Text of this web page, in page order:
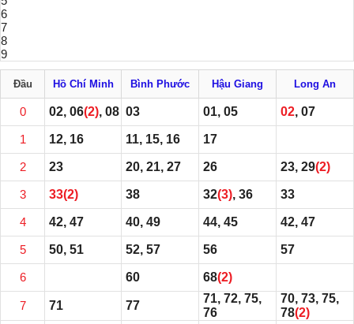
6
7
8
9
Đầu Hồ Chí Minh Bình Phước Hậu Giang Long An
0 02, 06(2), 08 03 01, 05 02, 07
1 12, 16 11, 15, 16 17
2 23 20, 21, 27 26 23, 29(2)
3 33(2) 38 32(3), 36 33
4 42, 47 40, 49 44, 45 42, 47
5 50, 51 52, 57 56 57
6 60 68(2)
7 71 77
71, 72, 75,
76
70, 73, 75,
78(2)